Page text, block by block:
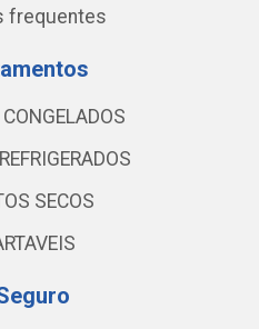
frequentes
SECOS